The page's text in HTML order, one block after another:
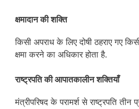
क्षमादान की शक्ति
किसी अपराध के लिए दोषी ठहराए गए
क्षमा करने का अधिकार होता है.
राष्‍ट्रपति की आपातकालीन शक्तियाँ
मंत्रीपरिषद के परामर्श से राष्ट्रपति